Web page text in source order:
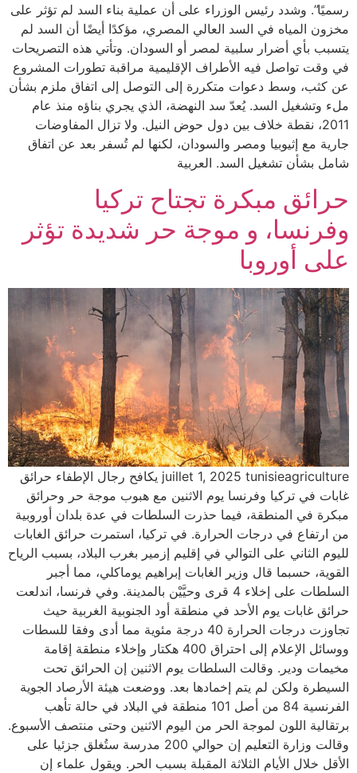
رسميًا”. وشدد رئيس الوزراء على أن عملية بناء السد لم تؤثر على
مخزون المياه في السد العالي المصري، مؤكدًا أيضًا أن السد لم
يتسبب بأي أضرار سلبية لمصر أو السودان. وتأتي هذه التصريحات
في وقت تواصل فيه الأطراف الإقليمية مراقبة تطورات المشروع
عن كثب، وسط دعوات متكررة إلى التوصل إلى اتفاق ملزم بشأن
ملء وتشغيل السد. يُعدّ سد النهضة، الذي يجري بناؤه منذ عام
2011، نقطة خلاف بين دول حوض النيل. ولا تزال المفاوضات
جارية مع إثيوبيا ومصر والسودان، لكنها لم تُسفر بعد عن اتفاق
شامل بشأن تشغيل السد. العربية
حرائق مبكرة تجتاح تركيا
وفرنسا، و موجة حر شديدة تؤثر
على أوروبا
juillet 1, 2025 tunisieagriculture يكافح رجال الإطفاء حرائق
غابات في تركيا وفرنسا يوم الاثنين مع هبوب موجة حر وحرائق
مبكرة في المنطقة، فيما حذرت السلطات في عدة بلدان أوروبية
من ارتفاع في درجات الحرارة. في تركيا، استمرت حرائق الغابات
لليوم الثاني على التوالي في إقليم إزمير بغرب البلاد، بسبب الرياح
القوية، حسبما قال وزير الغابات إبراهيم يوماكلي، مما أجبر
السلطات على إخلاء 4 قرى وحيَّيْن بالمدينة. وفي فرنسا، اندلعت
حرائق غابات يوم الأحد في منطقة أود الجنوبية الغربية‭‭ ‬‬حيث
تجاوزت درجات الحرارة 40 درجة مئوية مما أدى وفقا للسطات
ووسائل الإعلام إلى احتراق 400 هكتار وإخلاء منطقة إقامة
مخيمات ودير. وقالت السلطات يوم الاثنين إن الحرائق تحت
السيطرة ولكن لم يتم إخمادها بعد. ووضعت هيئة الأرصاد الجوية
الفرنسية 84 من أصل 101 منطقة في البلاد في حالة تأهب
برتقالية اللون لموجة الحر من اليوم الاثنين وحتى منتصف الأسبوع.
وقالت وزارة التعليم إن حوالي 200 مدرسة ستُغلق جزئيا على
الأقل خلال الأيام الثلاثة المقبلة بسبب الحر. ويقول علماء إن